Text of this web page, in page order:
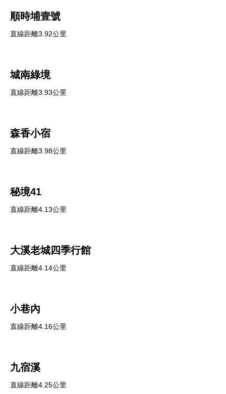
順時埔壹號
直線距離3.92公里
城南綠境
直線距離3.93公里
森香小宿
直線距離3.98公里
秘境41
直線距離4.13公里
大溪老城四季行館
直線距離4.14公里
小巷內
直線距離4.16公里
九宿溪
直線距離4.25公里